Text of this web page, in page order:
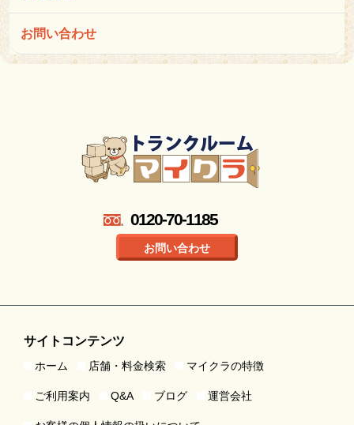
お問い合わせ
0120-70-1185
お問い合わせ
サイトコンテンツ
ホーム 店舗・料金検索 マイクラの特徴
ご利用案内 Q&A ブログ 運営会社